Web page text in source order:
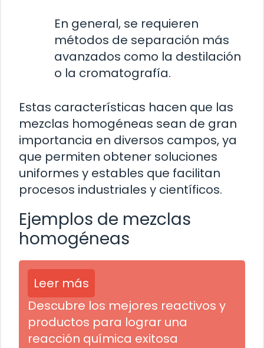
En general, se requieren
métodos de separación más
avanzados como la destilación
o la cromatografía.
Estas características hacen que las
mezclas homogéneas sean de gran
importancia en diversos campos, ya
que permiten obtener soluciones
uniformes y estables que facilitan
procesos industriales y científicos.
Ejemplos de mezclas
homogéneas
Leer más
Descubre los mejores reactivos y
productos para lograr una
reacción química exitosa